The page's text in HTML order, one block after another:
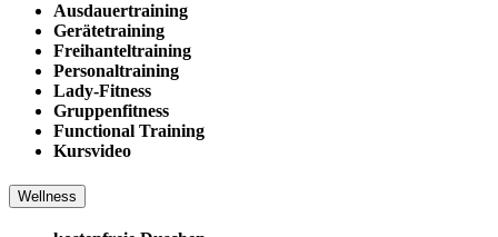
Ausdauertraining
Gerätetraining
Freihanteltraining
Personaltraining
Lady-Fitness
Gruppenfitness
Functional Training
Kursvideo
Wellness